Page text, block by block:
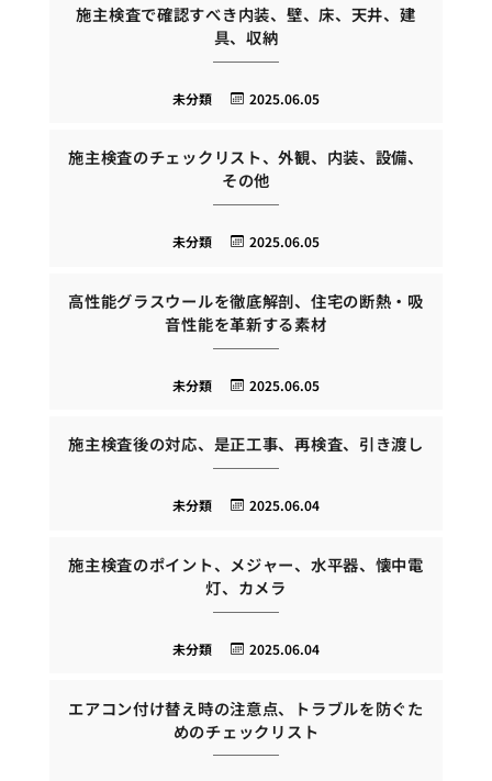
施主検査で確認すべき内装、壁、床、天井、建
具、収納
2025.06.05
未分類
施主検査のチェックリスト、外観、内装、設備、
その他
2025.06.05
未分類
高性能グラスウールを徹底解剖、住宅の断熱・吸
音性能を革新する素材
2025.06.05
未分類
施主検査後の対応、是正工事、再検査、引き渡し
2025.06.04
未分類
施主検査のポイント、メジャー、水平器、懐中電
灯、カメラ
2025.06.04
未分類
エアコン付け替え時の注意点、トラブルを防ぐた
めのチェックリスト